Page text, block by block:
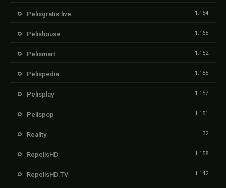
Pelisgratis.live 1.154
Pelishouse 1.165
Pelismart 1.152
Pelispedia 1.155
Pelisplay 1.157
Pelispop 1.151
Reality 32
RepelisHD 1.158
RepelisHD.TV 1.142